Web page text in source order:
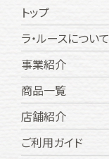
トップ
ラ・ルースについて
事業紹介
商品一覧
店舗紹介
ご利用ガイド